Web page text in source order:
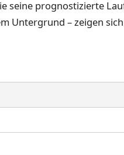
seine prognostizierte
Untergrund – zeigen